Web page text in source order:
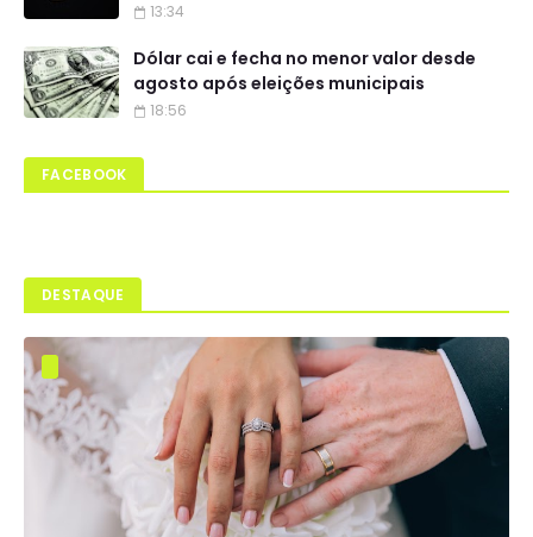
13:34
Dólar cai e fecha no menor valor desde
agosto após eleições municipais
18:56
FACEBOOK
DESTAQUE